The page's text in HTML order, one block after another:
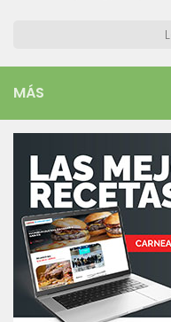
MÁS